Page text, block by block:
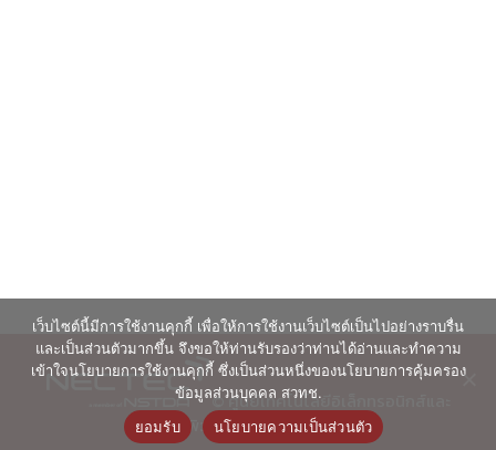
© ศูนย์เทคโนโลยีอิเล็กทรอนิกส์และ
คอมพิวเตอร์แห่งชาติ 2563
เว็บไซต์นี้มีการใช้งานคุกกี้ เพื่อให้การใช้งานเว็บไซต์เป็นไปอย่างราบรื่น
และเป็นส่วนตัวมากขึ้น จึงขอให้ท่านรับรองว่าท่านได้อ่านและทำความ
เข้าใจนโยบายการใช้งานคุกกี้ ซึ่งเป็นส่วนหนึ่งของนโยบายการคุ้มครอง
ข้อมูลส่วนบุคคล สวทช.
ยอมรับ
นโยบายความเป็นส่วนตัว